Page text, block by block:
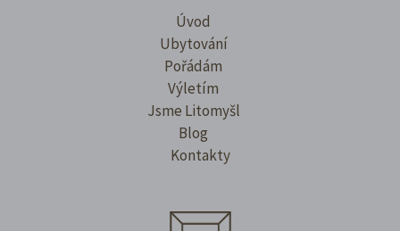
Úvod
Ubytování
Pořádám
Výletím
Jsme Litomyšl
Blog
Kontakty